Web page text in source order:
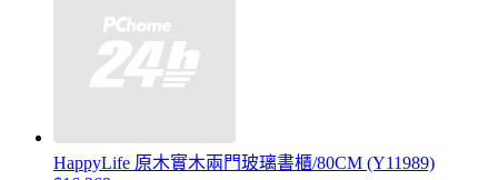
HappyLife 原木實木兩門玻璃書櫃/80CM (Y11989)